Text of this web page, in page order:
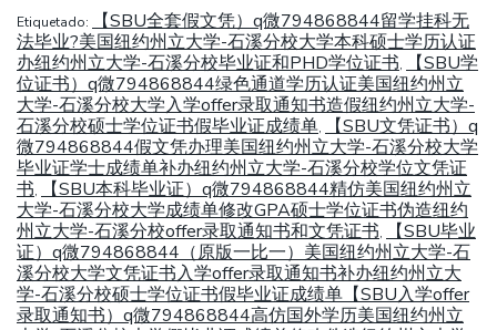
Etiquetado:
【SBU全套假文凭）q微794868844留学挂科无
法毕业?美国纽约州立大学-石溪分校大学本科硕士学历认证
办纽约州立大学-石溪分校毕业证和PHD学位证书,
【SBU学
位证书）q微794868844绿色通道学历认证美国纽约州立
大学-石溪分校大学入学offer录取通知书造假纽约州立大学-
石溪分校硕士学位证书假毕业证成绩单,
【SBU文凭证书）q
微794868844假文凭办理美国纽约州立大学-石溪分校大学
毕业证学士成绩单补办纽约州立大学-石溪分校学位文凭证
书,
【SBU本科毕业证）q微794868844精仿美国纽约州立
大学-石溪分校大学成绩单修改GPA硕士学位证书伪造纽约
州立大学-石溪分校offer录取通知书和文凭证书,
【SBU毕业
证）q微794868844（原版一比一）美国纽约州立大学-石
溪分校大学文凭证书入学offer录取通知书补办纽约州立大
学-石溪分校硕士学位证书假毕业证成绩单【SBU入学offer
录取通知书）q微794868844高仿国外学历美国纽约州立